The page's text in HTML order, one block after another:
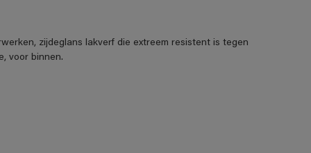
zijdeglans lakverf die extreem resistent is tegen
voor binnen.